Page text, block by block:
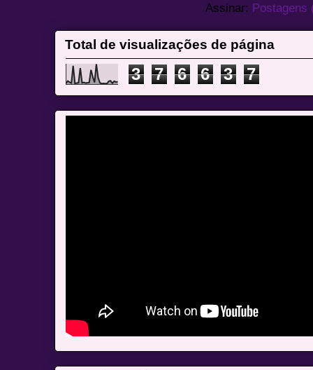
Assinar: Postagens
Total de visualizações de página
3 7 6 6 3 7